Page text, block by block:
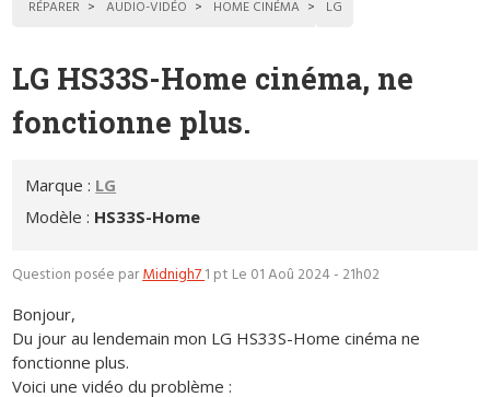
RÉPARER AUDIO-VIDÉO HOME CINÉMA LG
LG HS33S-Home cinéma, ne
fonctionne plus.
Marque : LG
Modèle : HS33S-Home
Question posée parMidnigh71 pt Le 01 Aoû 2024 - 21h02
Bonjour,
Du jour au lendemain mon LG HS33S-Home cinéma ne
fonctionne plus.
Voici une vidéo du problème :